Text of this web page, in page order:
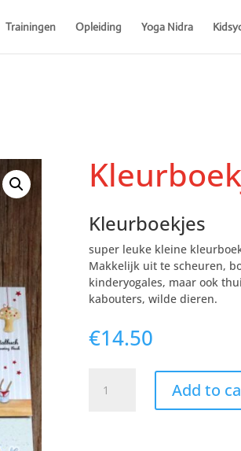
Trainingen Opleiding Yoga Nidra
Kleurboekjes
super leuke kleine
Makkelijk uit te scheuren,
kinderyogales, maar ook
kabouters, wilde dieren.
€14.50
Kleurboekjes
(set
Add to